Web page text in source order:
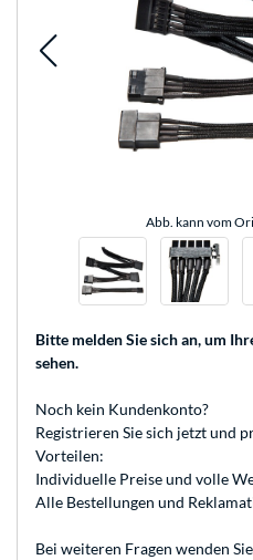
Abb. kann vom
Bitte melden Sie sich an, um
sehen.
Noch kein Kundenkonto?
Registrieren Sie sich jetzt und
Vorteilen:
Individuelle Preise und volle
Alle Bestellungen und
Bei weiteren Fragen wenden